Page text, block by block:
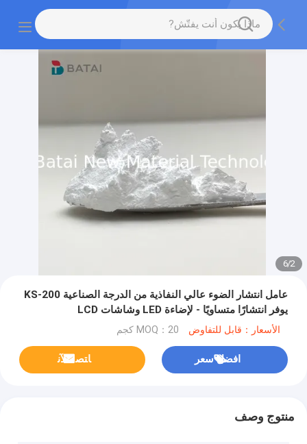
2
/
6
عامل انتشار الضوء عالي النفاذية من الدرجة الصناعية KS-200
يوفر انتشارًا متساويًا - لإضاءة LED وشاشات LCD
الأسعار：قابل للتفاوض MOQ：20 كجم
افضل سعر ﺎﺘﺼﻟ ﺍﻶﻧ
منتوج وصف